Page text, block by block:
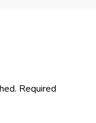
Required